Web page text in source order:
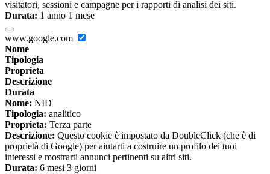
visitatori, sessioni e campagne per i rapporti di analisi dei siti.
Durata: 1 anno 1 mese
www.google.com
Nome
Tipologia
Proprieta
Descrizione
Durata
Nome: NID
Tipologia: analitico
Proprieta: Terza parte
Descrizione: Questo cookie è impostato da DoubleClick (che è di
proprietà di Google) per aiutarti a costruire un profilo dei tuoi
interessi e mostrarti annunci pertinenti su altri siti.
Durata: 6 mesi 3 giorni